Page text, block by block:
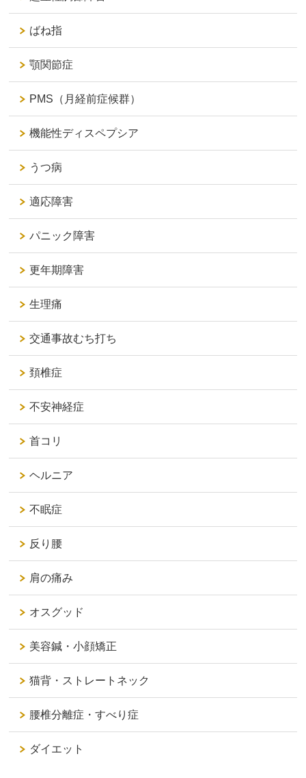
ばね指
顎関節症
PMS（月経前症候群）
機能性ディスペプシア
うつ病
適応障害
パニック障害
更年期障害
生理痛
交通事故むち打ち
頚椎症
不安神経症
首コリ
ヘルニア
不眠症
反り腰
肩の痛み
オスグッド
美容鍼・小顔矯正
猫背・ストレートネック
腰椎分離症・すべり症
ダイエット